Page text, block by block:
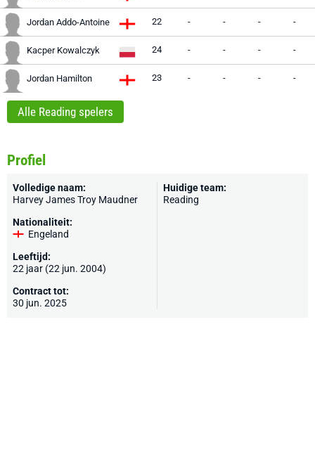
Jordan Addo-Antoine 22 - - - -
Kacper Kowalczyk 24 - - - -
Jordan Hamilton 23 - - - -
Alle Reading spelers
Profiel
Volledige naam:
Harvey James Troy Maudner
Nationaliteit:
Engeland
Leeftijd:
22 jaar (22 jun. 2004)
Contract tot:
30 jun. 2025
Huidige team:
Reading